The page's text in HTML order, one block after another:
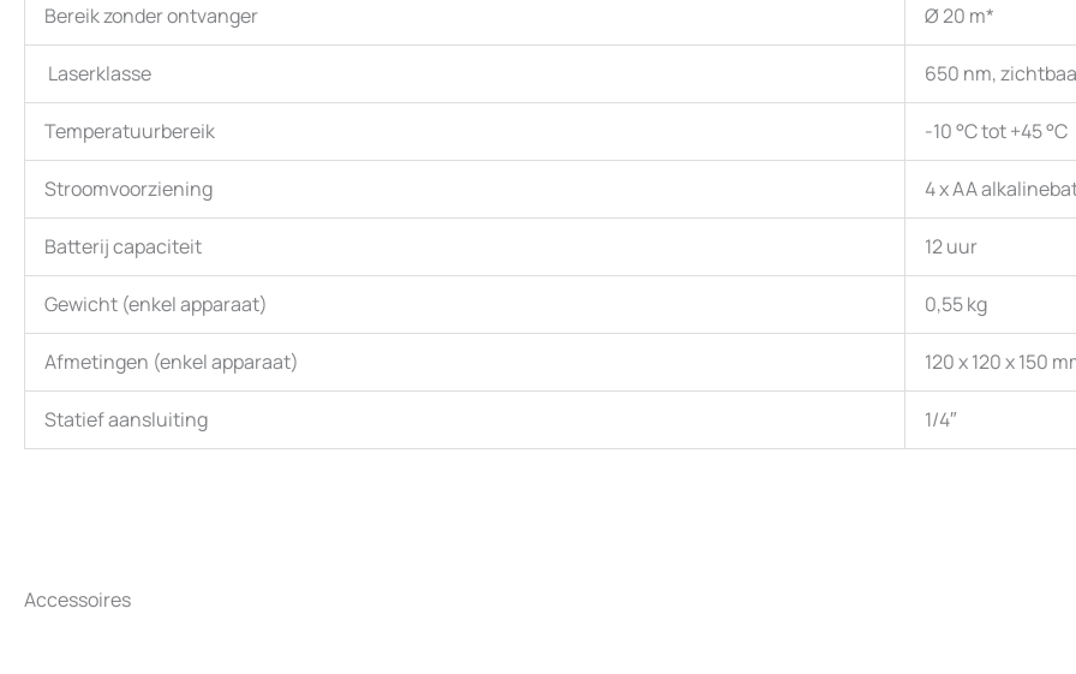
Bereik zonder ontvanger Ø 20 m*
Laserklasse 650 nm,
Temperatuurbereik -10 °C tot +45 °C
Stroomvoorziening 4 x AA
Batterij capaciteit 12 uur
Gewicht (enkel apparaat) 0,55 kg
Afmetingen (enkel apparaat) 120 x 120 x 150
Statief aansluiting 1/4″
Accessoires